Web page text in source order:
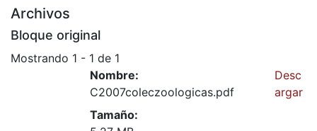
Archivos
Bloque original
Mostrando 1 - 1 de 1
Nombre:
C2007coleczoologicas.pdf
Tamaño:
Desc
argar